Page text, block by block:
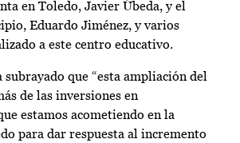
en Toledo, Javier Úbeda, y el
Eduardo Jiménez, y varios
a este centro educativo.
subrayado que “esta ampliación del
de las inversiones en
estamos acometiendo en la
para dar respuesta al incremento